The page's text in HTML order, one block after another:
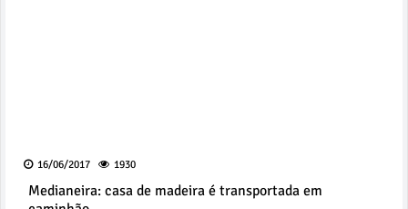
16/06/2017 1930
Medianeira: casa de madeira é transportada em